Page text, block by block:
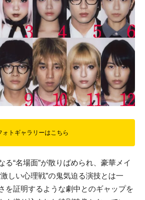
ォトギャラリーはこちら
る“名場面”が散りばめられ、豪華メイ
しい心理戦”の鬼気迫る演技とは一
を証明するような劇中とのギャップを